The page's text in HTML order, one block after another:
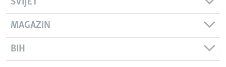
SVIJET
MAGAZIN
BIH